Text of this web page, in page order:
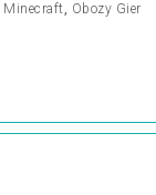
Minecraft, Obozy Gier